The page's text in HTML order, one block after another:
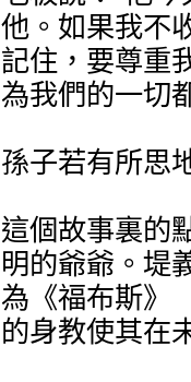
他。如果我不
記住，要尊重
為我們的一切
孫子若有所思
這個故事裏的
明的爺爺。堤
為《福布斯》
的身教使其在